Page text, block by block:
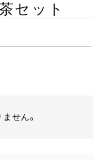
セット
せん。